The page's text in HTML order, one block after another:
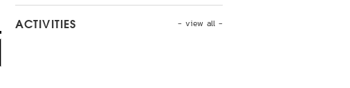
- view all -
ACTIVITIES